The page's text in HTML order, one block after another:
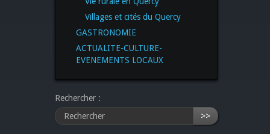
Villages et cités du Quercy
GASTRONOMIE
ACTUALITE-CULTURE-
EVENEMENTS LOCAUX
Rechercher :
>>